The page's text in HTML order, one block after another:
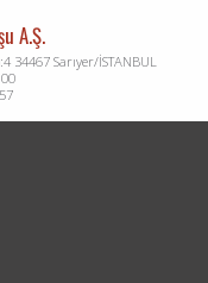
A.Ş.
34467 Sarıyer/İSTANBUL